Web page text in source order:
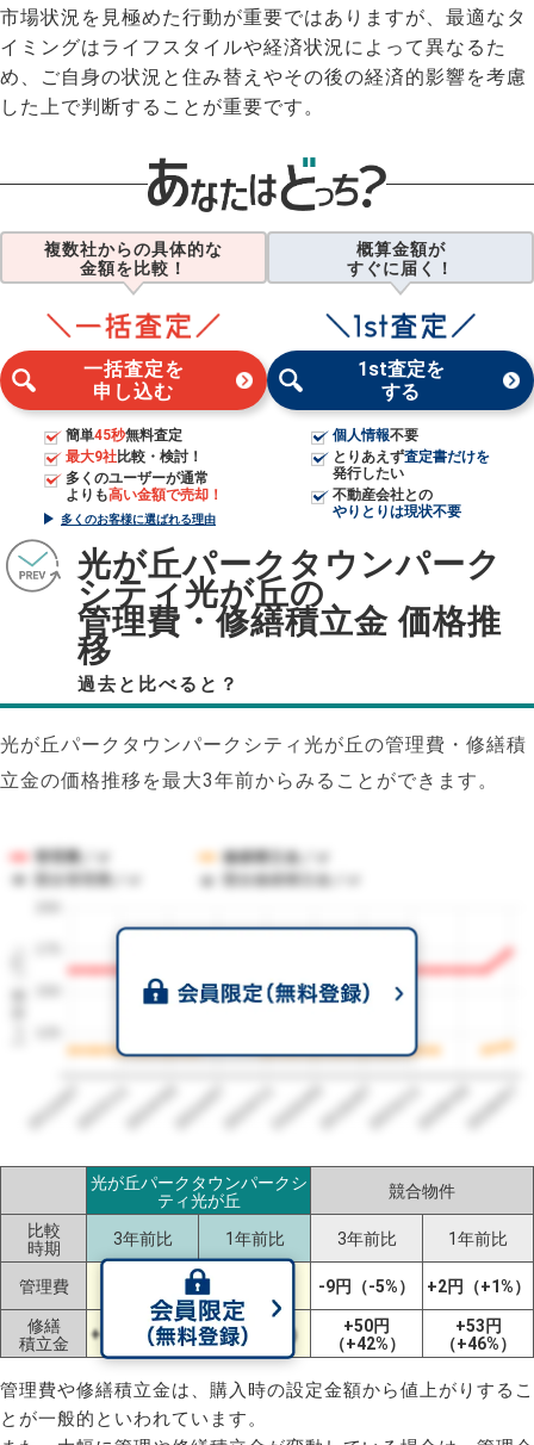
市場状況を見極めた行動が重要ではありますが、最適なタ
イミングはライフスタイルや経済状況によって異なるた
め、ご自身の状況と住み替えやその後の経済的影響を考慮
した上で判断することが重要です。
複数社からの具体的な
金額を比較！
一括査定を
申し込む
簡単45秒無料査定
最大9社比較・検討！
多くのユーザーが通常
よりも高い金額で売却！
多くのお客様に選ばれる理由
概算金額が
すぐに届く！
1st査定を
する
個人情報不要
とりあえず査定書だけを
発行したい
不動産会社との
やりとりは現状不要
光が丘パークタウンパーク
シティ光が丘の
管理費・修繕積立金 価格推
移
過去と比べると？
光が丘パークタウンパークシティ光が丘の管理費・修繕積
立金の価格推移を最大3年前からみることができます。
1㎡単価（円）
管理費／㎡
修繕積立金／㎡
競合管理費／㎡
競合修繕積立金／㎡
2023/072023/112024/032024/072024/112025/032025/072025/112026/032026/07
光が丘パークタウンパークシ
ティ光が丘
競合物件
比較
時期
3年前比 1年前比 3年前比 1年前比
管理費
（+7%）
（+7%）
-9円（-5%） +2円（+1%）
修繕
積立金
+3円（+3%） +3円（+3%）
+50円
（+42%）
+53円
（+46%）
管理費や修繕積立金は、購入時の設定金額から値上がりするこ
とが一般的といわれています。